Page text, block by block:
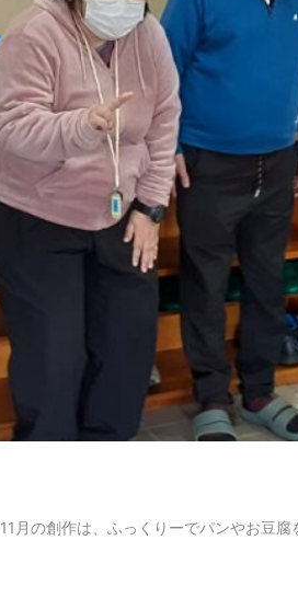
11月の創作は、ふっくりーでパンやお豆